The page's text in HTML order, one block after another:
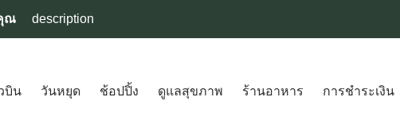
ณ description
บิน วันหยุด ช้อปปิ้ง ดูแลสุขภาพ ร้านอาหาร การชำระเงิน